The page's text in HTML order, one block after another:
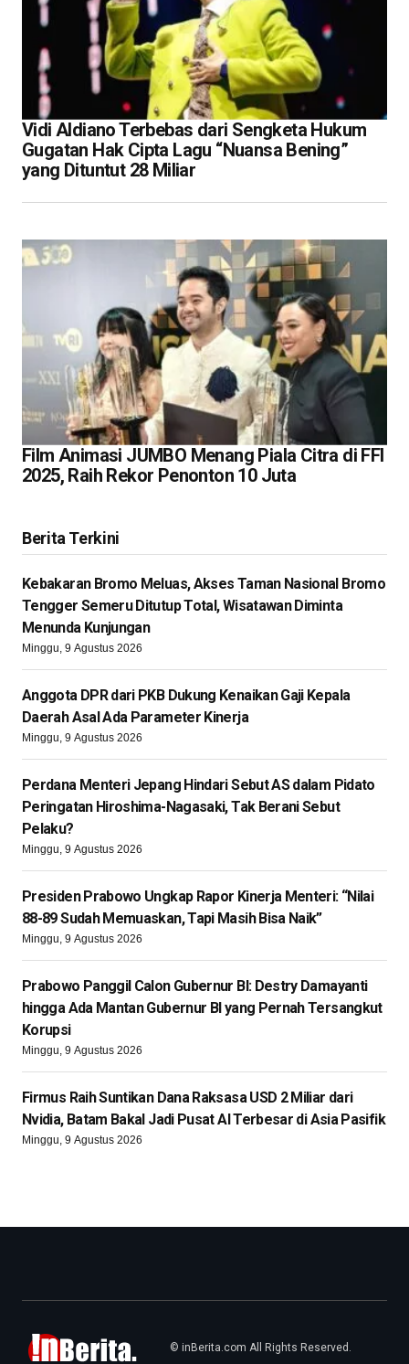
Vidi Aldiano Terbebas dari Sengketa Hukum
Gugatan Hak Cipta Lagu “Nuansa Bening”
yang Dituntut 28 Miliar
Film Animasi JUMBO Menang Piala Citra di FFI
2025, Raih Rekor Penonton 10 Juta
Berita Terkini
Kebakaran Bromo Meluas, Akses Taman Nasional Bromo
Tengger Semeru Ditutup Total, Wisatawan Diminta
Menunda Kunjungan
Minggu, 9 Agustus 2026
Anggota DPR dari PKB Dukung Kenaikan Gaji Kepala
Daerah Asal Ada Parameter Kinerja
Minggu, 9 Agustus 2026
Perdana Menteri Jepang Hindari Sebut AS dalam Pidato
Peringatan Hiroshima-Nagasaki, Tak Berani Sebut
Pelaku?
Minggu, 9 Agustus 2026
Presiden Prabowo Ungkap Rapor Kinerja Menteri: “Nilai
88-89 Sudah Memuaskan, Tapi Masih Bisa Naik”
Minggu, 9 Agustus 2026
Prabowo Panggil Calon Gubernur BI: Destry Damayanti
hingga Ada Mantan Gubernur BI yang Pernah Tersangkut
Korupsi
Minggu, 9 Agustus 2026
Firmus Raih Suntikan Dana Raksasa USD 2 Miliar dari
Nvidia, Batam Bakal Jadi Pusat AI Terbesar di Asia Pasifik
Minggu, 9 Agustus 2026
© inBerita.com All Rights Reserved.